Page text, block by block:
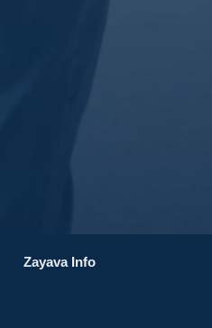
Zayava Info